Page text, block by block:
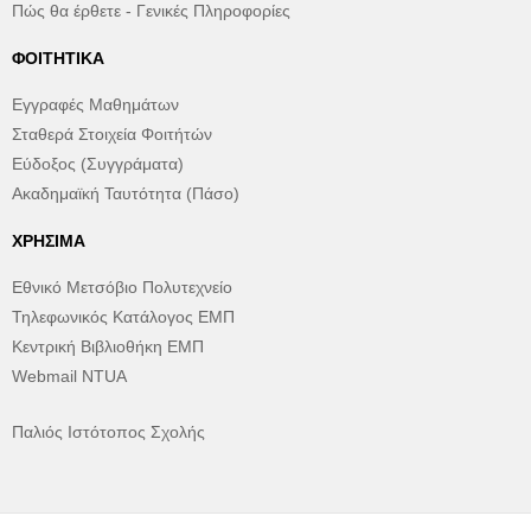
Πώς θα έρθετε - Γενικές Πληροφορίες
ΦΟΙΤΗΤΙΚΆ
Εγγραφές Μαθημάτων
Σταθερά Στοιχεία Φοιτήτών
Εύδοξος (Συγγράματα)
Ακαδημαϊκή Ταυτότητα (Πάσο)
ΧΡΉΣΙΜΑ
Εθνικό Μετσόβιο Πολυτεχνείο
Τηλεφωνικός Κατάλογος ΕΜΠ
Κεντρική Βιβλιοθήκη ΕΜΠ
Webmail NTUA
Παλιός Ιστότοπος Σχολής